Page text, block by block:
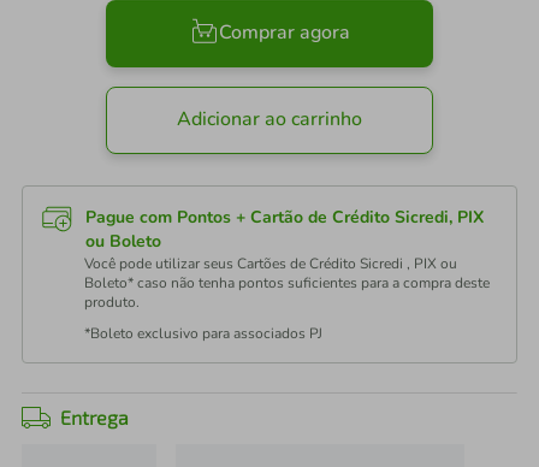
Comprar agora
Adicionar ao carrinho
Pague com Pontos + Cartão de Crédito Sicredi, PIX
ou Boleto
Você pode utilizar seus Cartões de Crédito Sicredi , PIX ou
Boleto* caso não tenha pontos suficientes para a compra deste
produto.
*Boleto exclusivo para associados PJ
Entrega